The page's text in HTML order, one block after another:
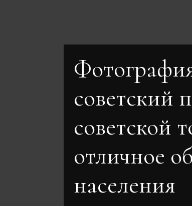
советский
советской
отличное
населения